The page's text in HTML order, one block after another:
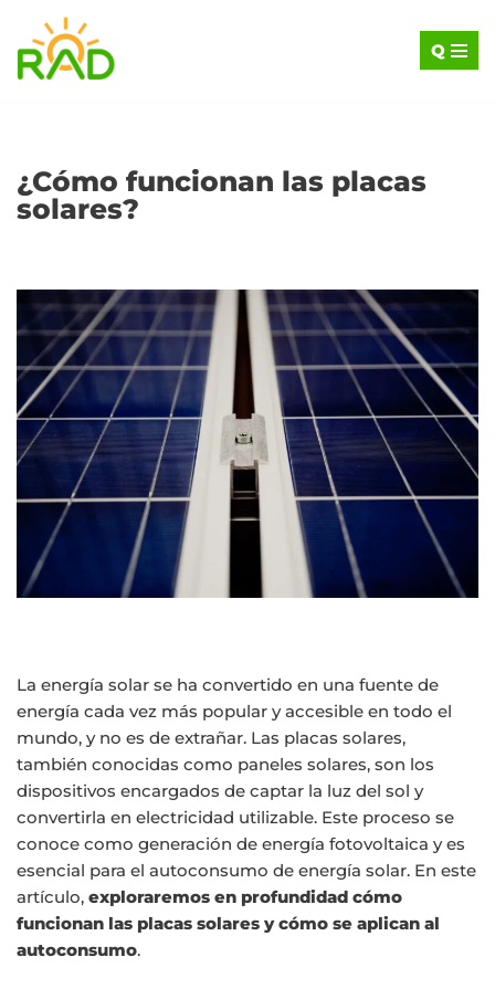
Saltar
al
Q
¿Cómo funcionan las placas
solares?
La energía solar se ha convertido en una fuente de
energía cada vez más popular y accesible en todo el
mundo, y no es de extrañar. Las placas solares,
también conocidas como paneles solares, son los
dispositivos encargados de captar la luz del sol y
convertirla en electricidad utilizable. Este proceso se
conoce como generación de energía fotovoltaica y es
esencial para el autoconsumo de energía solar. En este
artículo, exploraremos en profundidad cómo
funcionan las placas solares y cómo se aplican al
autoconsumo.